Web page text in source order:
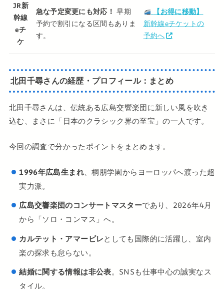
JR新
幹線
eチ
ケ
急な予定変更にも対応！ 早期
予約で割引になる区間もありま
す。
【お得に移動】
新幹線eチケットの
予約へ
北田千尋さんの経歴・プロフィール：まとめ
北田千尋さんは、伝統ある広島交響楽団に新しい風を吹き
込む、まさに「日本のクラシック界の至宝」の一人です。
今回の調査で分かったポイントをまとめます。
1996年広島生まれ、桐朋学園からヨーロッパへ渡った超
実力派。
広島交響楽団のコンサートマスターであり、2026年4月
から「ソロ・コンマス」へ。
カルテット・アマービレとしても国際的に活躍し、室内
楽の探求も怠らない。
結婚に関する情報は非公表。SNSも仕事中心の誠実なス
タイル。